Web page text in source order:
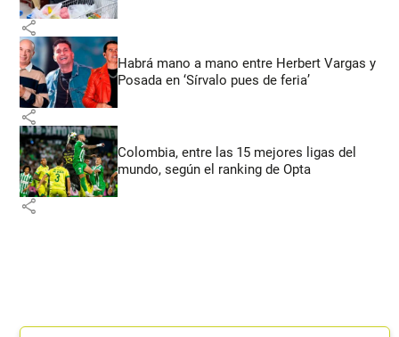
share
Habrá mano a mano entre Herbert Vargas y
Posada en ‘Sírvalo pues de feria’
share
Colombia, entre las 15 mejores ligas del
mundo, según el ranking de Opta
share